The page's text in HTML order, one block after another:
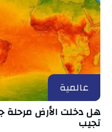
عالمية
هل دخلت الأرض مرحلة
تجيب